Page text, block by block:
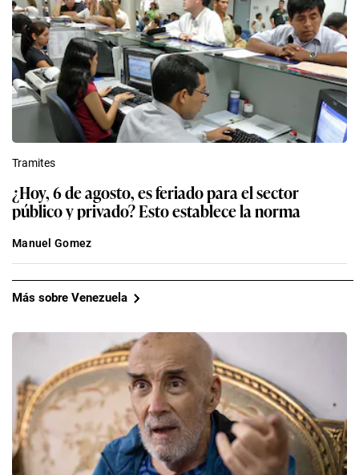
Tramites
¿Hoy, 6 de agosto, es feriado para el sector
público y privado? Esto establece la norma
Manuel Gomez
Más sobre Venezuela